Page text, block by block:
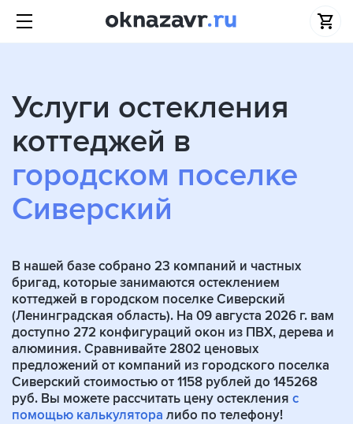
Услуги остекления
коттеджей в
городском поселке
Сиверский
В нашей базе собрано 23 компаний и частных
бригад, которые занимаются остеклением
коттеджей в городском поселке Сиверский
(Ленинградская область). На 09 августа 2026 г. вам
доступно 272 конфигураций окон из ПВХ, дерева и
алюминия. Сравнивайте 2802 ценовых
предложений от компаний из городского поселка
Сиверский стоимостью от 1158 рублей до 145268
руб. Вы можете рассчитать цену остекления с
помощью калькулятора либо по телефону!